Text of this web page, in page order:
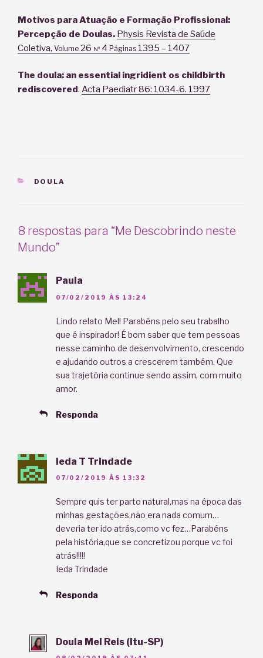
Motivos para Atuação e Formação Profissional:
Percepção de Doulas. Physis Revista de Saúde
Coletiva, Volume 26 Nº 4 Páginas 1395 – 1407
The doula: an essential ingridient os childbirth
rediscovered. Acta Paediatr 86: 1034-6. 1997
CATEGORIAS
DOULA
8 respostas para “Me Descobrindo neste
Mundo”
Paula
07/02/2019 ÀS 13:24
Lindo relato Mel! Parabéns pelo seu trabalho
que é inspirador! É bom saber que tem pessoas
nesse caminho de desenvolvimento, crescendo
e ajudando outros a crescerem também. Que
sua trajetória continue sendo assim, com muito
amor.
Responda
Ieda T Trindade
07/02/2019 ÀS 13:32
Sempre quis ter parto natural,mas na época das
minhas gestações,não era nada comum…
deveria ter ido atrás,como vc fez…Parabéns
pela história,que se concretizou porque vc foi
atrás!!!!!
Ieda Trindade
Responda
Doula Mel Reis (Itu-SP)